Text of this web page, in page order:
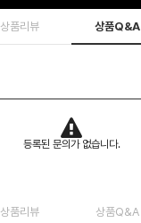
상품리뷰 상품Q&A
등록된 문의가 없습니다.
상품리뷰 상품Q&A